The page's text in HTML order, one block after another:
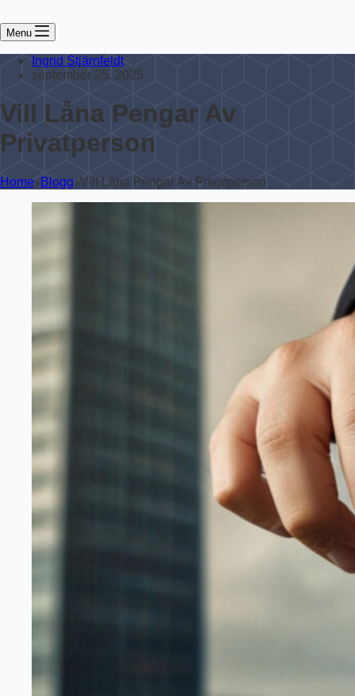
Menu
Ingrid Stjärnfeldt
september 25, 2025
Vill Låna Pengar Av
Privatperson
Home Blogg Vill Låna Pengar Av Privatperson